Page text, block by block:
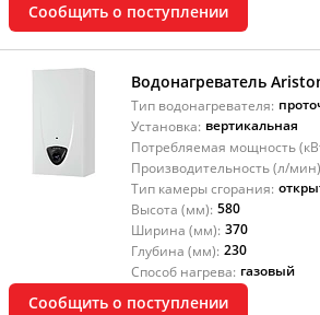
Сообщить о поступлении
Водонагреватель
Тип водонагревателя:
Установка: вертикальная
Потребляемая мощность
Производительность (л/
Тип камеры сгорания:
Высота (мм): 580
Ширина (мм): 370
Глубина (мм): 230
Способ нагрева: газовый
Сообщить о поступлении